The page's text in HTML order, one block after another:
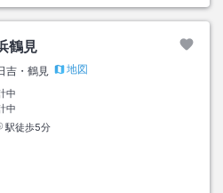
鶴見
吉・鶴見
地図
中
中
駅徒歩5分